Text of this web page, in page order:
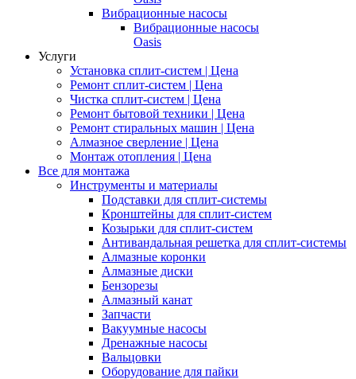
Вибрационные насосы
Вибрационные насосы
Oasis
Услуги
Установка сплит-систем | Цена
Ремонт сплит-систем | Цена
Чистка сплит-систем | Цена
Ремонт бытовой техники | Цена
Ремонт стиральных машин | Цена
Алмазное сверление | Цена
Монтаж отопления | Цена
Все для монтажа
Инструменты и материалы
Подставки для сплит-системы
Кронштейны для сплит-систем
Козырьки для сплит-систем
Антивандальная решетка для сплит-системы
Алмазные коронки
Алмазные диски
Бензорезы
Алмазный канат
Запчасти
Вакуумные насосы
Дренажные насосы
Вальцовки
Оборудование для пайки